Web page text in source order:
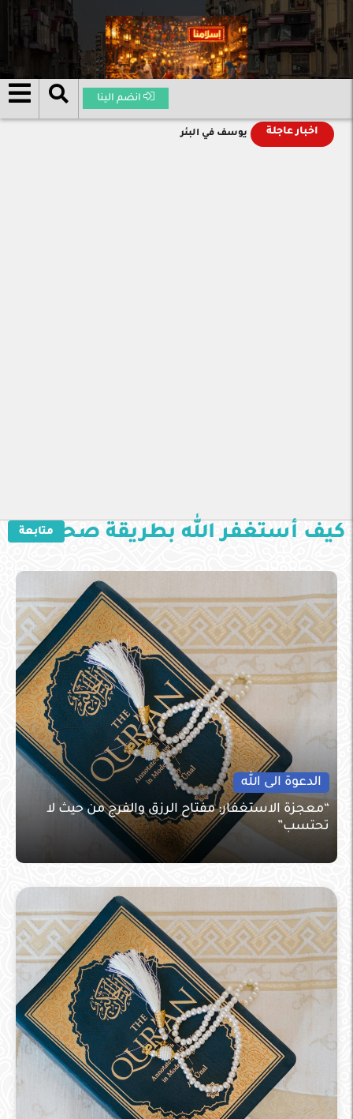
انضم الينا
اخبار عاجلة يوسف في البئر
كيف أستغفر الله بطريقة صحيحة؟
متابعة
الدعوة الى الله
“معجزة الاستغفار: مفتاح الرزق والفرج من حيث لا
تحتسب”